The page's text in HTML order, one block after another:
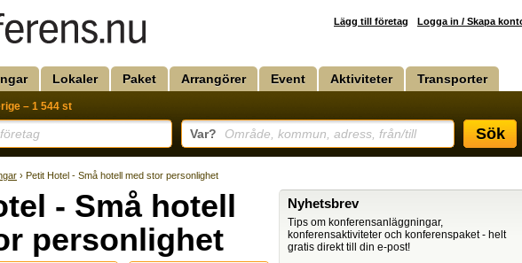
Lägg till företag Logga in / Skapa
Lokaler Paket Arrangörer Event Aktiviteter Transporter
– 1 544 st
Var? Område, kommun, adress, från/till Sök
› Petit Hotel - Små hotell med stor personlighet
- Små hotell
personlighet
Nyhetsbrev
Tips om konferensanläggningar,
konferensaktiviteter och konferenspaket - helt
gratis direkt till din e-post!